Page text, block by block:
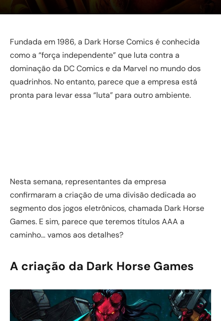
Fundada em 1986, a Dark Horse Comics é conhecida
como a “força independente” que luta contra a
dominação da DC Comics e da Marvel no mundo dos
quadrinhos. No entanto, parece que a empresa está
pronta para levar essa “luta” para outro ambiente.
Nesta semana, representantes da empresa
confirmaram a criação de uma divisão dedicada ao
segmento dos jogos eletrônicos, chamada Dark Horse
Games. E sim, parece que teremos títulos AAA a
caminho… vamos aos detalhes?
A criação da Dark Horse Games